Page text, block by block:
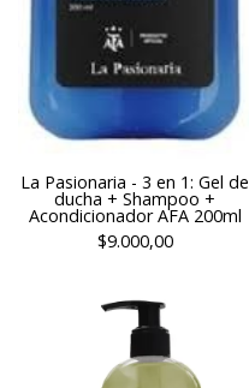
La Pasionaria - 3 en 1: Gel de
ducha + Shampoo +
Acondicionador AFA 200ml
$9.000,00